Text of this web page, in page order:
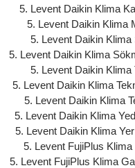
5. Levent Daikin Klima
5. Levent Daikin Klima
5. Levent Daikin Klima
5. Levent Daikin Klima
5. Levent Daikin Klima
5. Levent Daikin Klima
5. Levent Daikin Klima
5. Levent Daikin Klima
5. Levent Daikin Klima
5. Levent FujiPlus Klima
5. Levent FujiPlus Klima